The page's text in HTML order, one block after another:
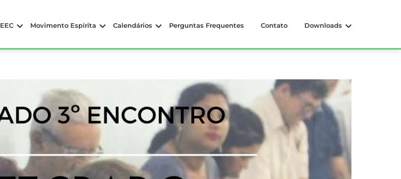
Movimento Espírita Calendários Perguntas Frequentes Contato Downloads